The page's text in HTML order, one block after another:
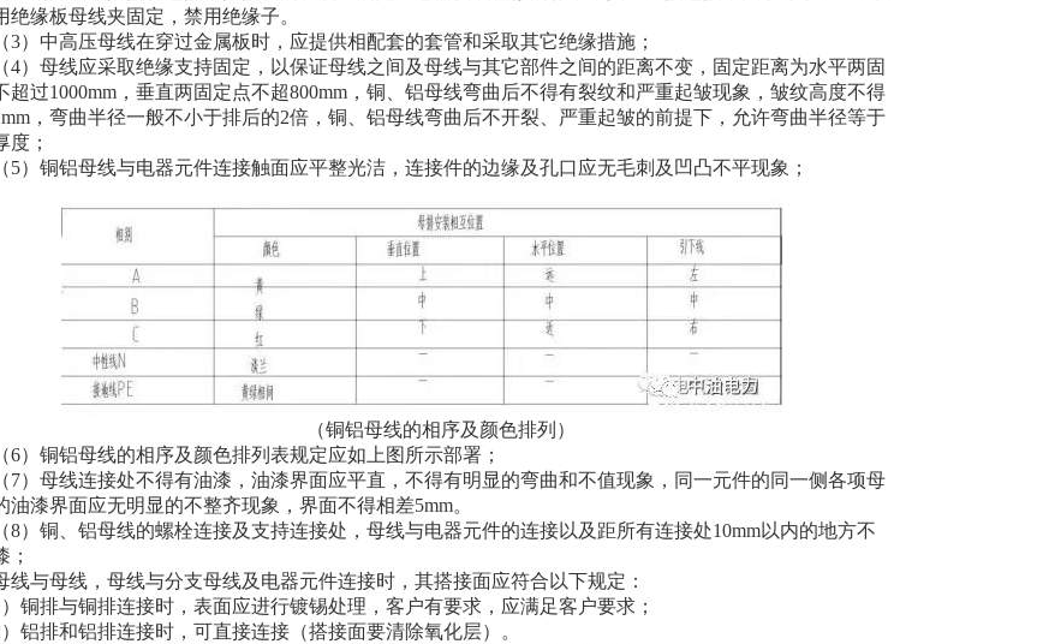
绝缘板母线夹固定，禁用绝缘子。
（3）中高压母线在穿过金属板时，应提供相配套的套管和采取其它绝缘措施；
（4）母线应采取绝缘支持固定，以保证母线之间及母线与其它部件之间的距离不变，固定距离为水平两固
超过1000mm，垂直两固定点不超800mm，铜、铝母线弯曲后不得有裂纹和严重起皱现象，皱纹高度不得
，弯曲半径一般不小于排后的2倍，铜、铝母线弯曲后不开裂、严重起皱的前提下，允许弯曲半径等于
度；
（5）铜铝母线与电器元件连接触面应平整光洁，连接件的边缘及孔口应无毛刺及凹凸不平现象；
（铜铝母线的相序及颜色排列）
（6）铜铝母线的相序及颜色排列表规定应如上图所示部署；
（7）母线连接处不得有油漆，油漆界面应平直，不得有明显的弯曲和不值现象，同一元件的同一侧各项母
油漆界面应无明显的不整齐现象，界面不得相差5mm。
（8）铜、铝母线的螺栓连接及支持连接处，母线与电器元件的连接以及距所有连接处10mm以内的地方不
；
线与母线，母线与分支母线及电器元件连接时，其搭接面应符合以下规定：
）铜排与铜排连接时，表面应进行镀锡处理，客户有要求，应满足客户要求；
）铝排和铝排连接时，可直接连接（搭接面要清除氧化层）。